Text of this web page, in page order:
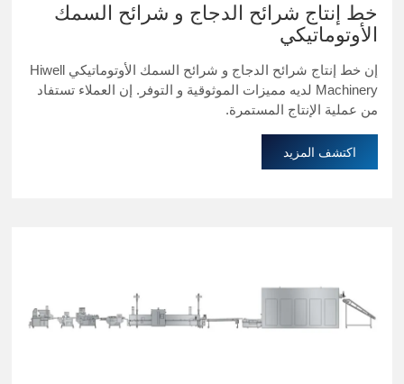
خط إنتاج شرائح الدجاج و شرائح السمك
الأوتوماتيكي
إن خط إنتاج شرائح الدجاج و شرائح السمك الأوتوماتيكي Hiwell
Machinery لديه مميزات الموثوقية و التوفر. إن العملاء تستفاد
من عملية الإنتاج المستمرة.
اكتشف المزيد